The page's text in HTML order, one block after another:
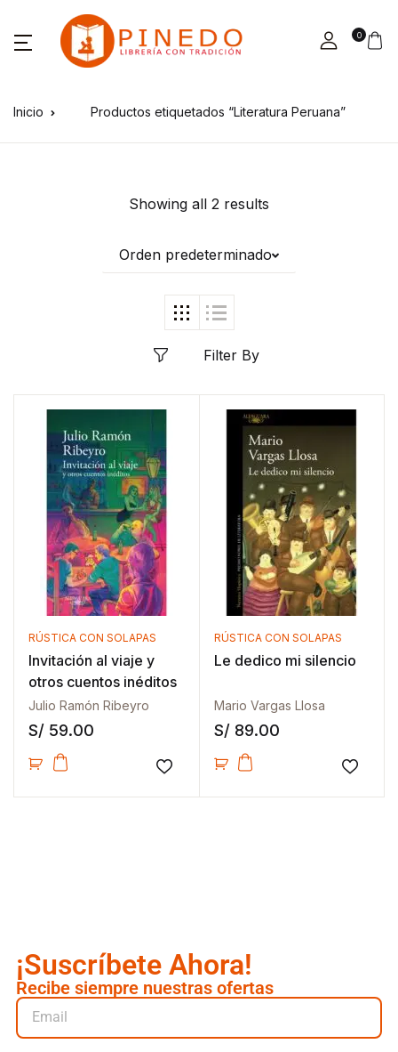
0
Inicio Productos etiquetados “Literatura Peruana”
Showing all 2 results
Orden predeterminado
Filter By
RÚSTICA CON SOLAPAS
Invitación al viaje y
otros cuentos inéditos
Julio Ramón Ribeyro
S/ 59.00
Añadir a la lista de deseos
RÚSTICA CON SOLAPAS
Le dedico mi silencio
Mario Vargas Llosa
S/89.00
¡Suscríbete Ahora!
Recibe siempre nuestras ofertas